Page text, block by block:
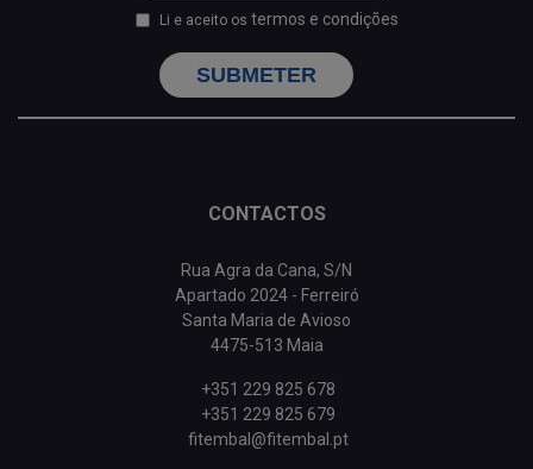
Li e aceito os termos e condições
SUBMETER
CONTACTOS
Rua Agra da Cana, S/N
Apartado 2024 - Ferreiró
Santa Maria de Avioso
4475-513 Maia
+351 229 825 678
+351 229 825 679
fitembal@fitembal.pt